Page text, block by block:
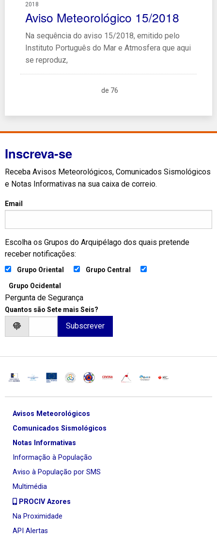
2018
Aviso Meteorológico 15/2018
Na sequência do aviso 15/2018, emitido pelo
Instituto Português do Mar e Atmosfera que aqui
se reproduz,
de 76
Inscreva-se
Receba Avisos Meteorológicos, Comunicados Sismológicos
e Notas Informativas na sua caixa de correio.
Email
Escolha os Grupos do Arquipélago dos quais pretende
receber notificações:
Grupo Oriental Grupo Central
Grupo Ocidental
Pergunta de Segurança
Quantos são Sete mais Seis?
Avisos Meteorológicos
Comunicados Sismológicos
Notas Informativas
Informação à População
Aviso à População por SMS
Multimédia
PROCIV Azores
Na Proximidade
API Alertas